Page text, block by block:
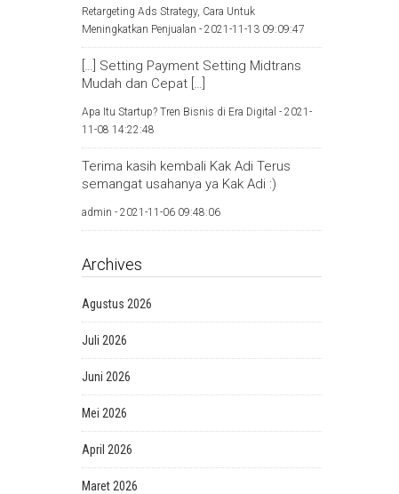
Retargeting Ads Strategy, Cara Untuk
Meningkatkan Penjualan - 2021-11-13 09:09:47
[…] Setting Payment Setting Midtrans
Mudah dan Cepat […]
Apa Itu Startup? Tren Bisnis di Era Digital - 2021-
11-08 14:22:48
Terima kasih kembali Kak Adi Terus
semangat usahanya ya Kak Adi :)
admin - 2021-11-06 09:48:06
Archives
Agustus 2026
Juli 2026
Juni 2026
Mei 2026
April 2026
Maret 2026